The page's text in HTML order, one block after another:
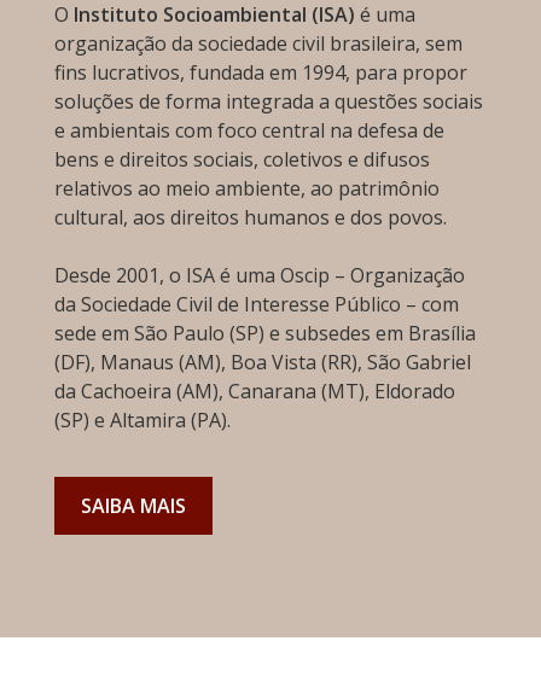
O Instituto Socioambiental (ISA) é uma
organização da sociedade civil brasileira, sem
fins lucrativos, fundada em 1994, para propor
soluções de forma integrada a questões sociais
e ambientais com foco central na defesa de
bens e direitos sociais, coletivos e difusos
relativos ao meio ambiente, ao patrimônio
cultural, aos direitos humanos e dos povos.
Desde 2001, o ISA é uma Oscip – Organização
da Sociedade Civil de Interesse Público – com
sede em São Paulo (SP) e subsedes em Brasília
(DF), Manaus (AM), Boa Vista (RR), São Gabriel
da Cachoeira (AM), Canarana (MT), Eldorado
(SP) e Altamira (PA).
SAIBA MAIS